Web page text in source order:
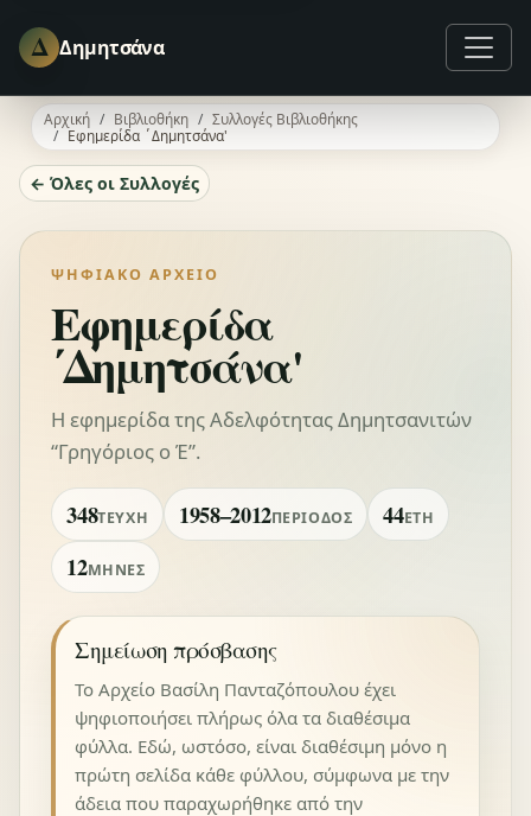
Δ Δημητσάνα
Αρχική Βιβλιοθήκη
Συλλογές Βιβλιοθήκης
Εφημερίδα ΄Δημητσάνα'
← Όλες οι Συλλογές
ΨΗΦΙΑΚΌ ΑΡΧΕΊΟ
Εφημερίδα
΄Δημητσάνα'
Η εφημερίδα της Αδελφότητας Δημητσανιτών
“Γρηγόριος ο Έ”.
348ΤΕΎΧΗ 1958–2012ΠΕΡΊΟΔΟΣ 44ΈΤΗ
12ΜΉΝΕΣ
Σημείωση πρόσβασης
Το Αρχείο Βασίλη Πανταζόπουλου έχει
ψηφιοποιήσει πλήρως όλα τα διαθέσιμα
φύλλα. Εδώ, ωστόσο, είναι διαθέσιμη μόνο η
πρώτη σελίδα κάθε φύλλου, σύμφωνα με την
άδεια που παραχωρήθηκε από την